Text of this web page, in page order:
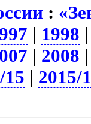
:
| 1998
| 2008
15 | 2015/